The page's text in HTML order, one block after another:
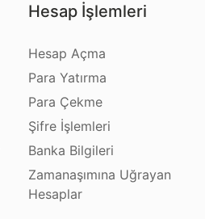
Hesap İşlemleri
Hesap Açma
Para Yatırma
Para Çekme
Şifre İşlemleri
Banka Bilgileri
Zamanaşımına Uğrayan
Hesaplar